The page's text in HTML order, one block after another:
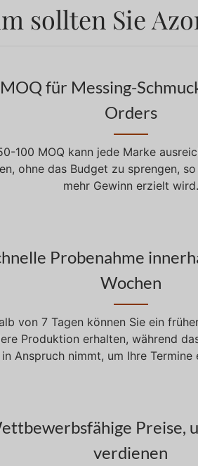
sollten Sie
für Messing-
Orders
100 MOQ kann jede Marke
ohne das Budget zu sprengen,
mehr Gewinn erzielt wird.
Probenahme
Wochen
von 7 Tagen können Sie ein
Produktion erhalten, während
in Anspruch nimmt, um Ihre Termine
Preise,
verdienen